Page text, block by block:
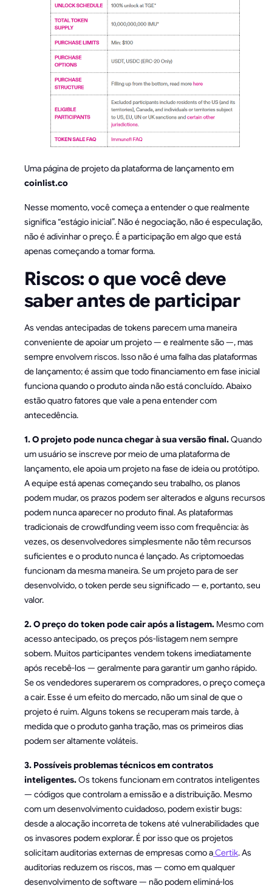
Uma página de projeto da plataforma de lançamento em
coinlist.co
Nesse momento, você começa a entender o que realmente
significa “estágio inicial”. Não é negociação, não é especulação,
não é adivinhar o preço. É a participação em algo que está
apenas começando a tomar forma.
Riscos: o que você deve
saber antes de participar
As vendas antecipadas de tokens parecem uma maneira
conveniente de apoiar um projeto — e realmente são —, mas
sempre envolvem riscos. Isso não é uma falha das plataformas
de lançamento; é assim que todo financiamento em fase inicial
funciona quando o produto ainda não está concluído. Abaixo
estão quatro fatores que vale a pena entender com
antecedência.
1. O projeto pode nunca chegar à sua versão final.Quando
um usuário se inscreve por meio de uma plataforma de
lançamento, ele apoia um projeto na fase de ideia ou protótipo.
A equipe está apenas começando seu trabalho, os planos
podem mudar, os prazos podem ser alterados e alguns recursos
podem nunca aparecer no produto final. As plataformas
tradicionais de crowdfunding veem isso com frequência: às
vezes, os desenvolvedores simplesmente não têm recursos
suficientes e o produto nunca é lançado. As criptomoedas
funcionam da mesma maneira. Se um projeto para de ser
desenvolvido, o token perde seu significado — e, portanto, seu
valor.
2. O preço do token pode cair após a listagem. Mesmo com
acesso antecipado, os preços pós-listagem nem sempre
sobem. Muitos participantes vendem tokens imediatamente
após recebê-los — geralmente para garantir um ganho rápido.
Se os vendedores superarem os compradores, o preço começa
a cair. Esse é um efeito do mercado, não um sinal de que o
projeto é ruim. Alguns tokens se recuperam mais tarde, à
medida que o produto ganha tração, mas os primeiros dias
podem ser altamente voláteis.
3. Possíveis problemas técnicos em contratos
inteligentes.Os tokens funcionam em contratos inteligentes
— códigos que controlam a emissão e a distribuição. Mesmo
com um desenvolvimento cuidadoso, podem existir bugs:
desde a alocação incorreta de tokens até vulnerabilidades que
os invasores podem explorar. É por isso que os projetos
solicitam auditorias externas de empresas como aCertik. As
auditorias reduzem os riscos, mas — como em qualquer
desenvolvimento de software — não podem eliminá-los